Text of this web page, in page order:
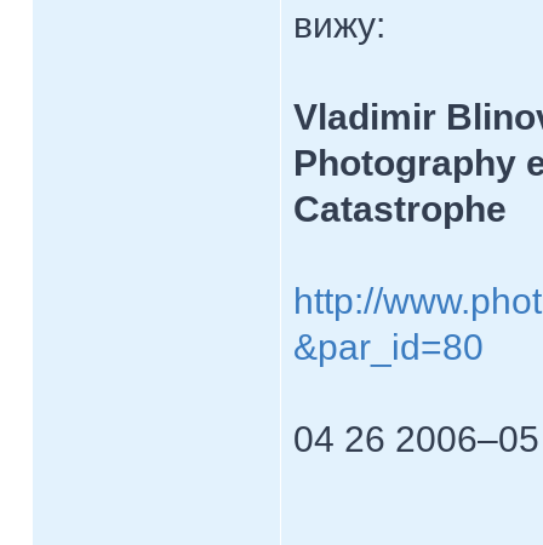
вижу:
Vladimir
Photography
Catastrophe
http://
&par_id=80
04 26